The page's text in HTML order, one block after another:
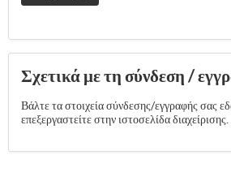
Σχετικά με τη σύνδεση /
Βάλτε τα στοιχεία σύνδεσης/εγγραφής σας
επεξεργαστείτε στην ιστοσελίδα διαχείρισης.